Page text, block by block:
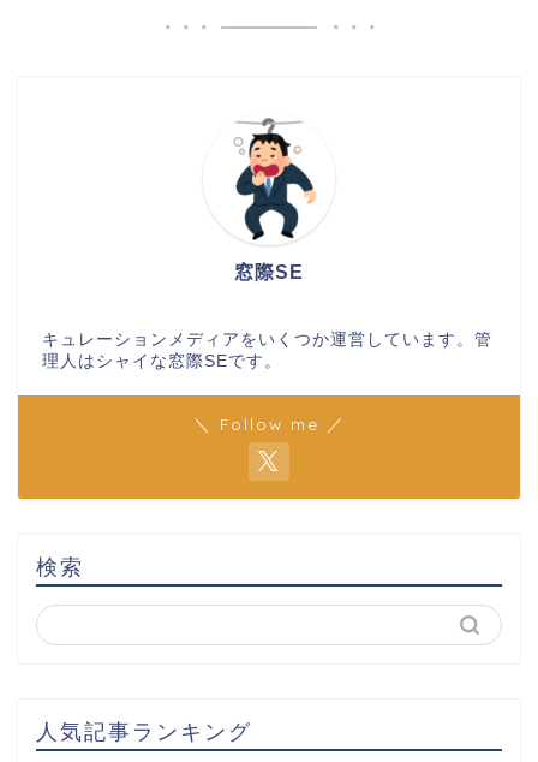
窓際SE
キュレーションメディアをいくつか運営しています。管
理人はシャイな窓際SEです。
＼ Follow me ／
検索
人気記事ランキング